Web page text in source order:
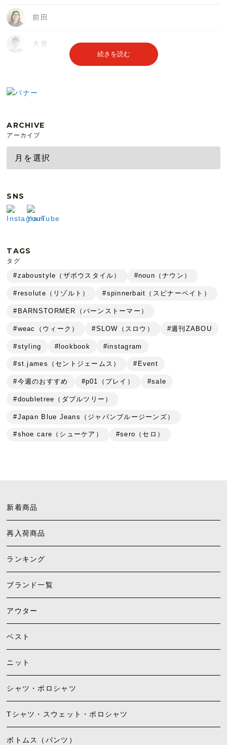
前田
大井
続きを読む
ARCHIVE
アーカイブ
SNS
TAGS
タグ
#zaboustyle（ザボウスタイル） #noun（ナウン）
#resolute（リゾルト） #spinnerbait（スピナーベイト）
#BARNSTORMER（バーンストーマー）
#weac（ウィーク） #SLOW（スロウ） #週刊ZABOU
#styling #lookbook #instagram
#st.james（セントジェームス） #Event
#今週のおすすめ #p01（プレイ） #sale
#doubletree（ダブルツリー）
#Japan Blue Jeans（ジャパンブルージーンズ）
#shoe care（シューケア） #sero（セロ）
新着商品
再入荷商品
ランキング
ブランド一覧
アウター
ベスト
ニット
シャツ・ポロシャツ
Tシャツ・スウェット・ポロシャツ
ボトムス（パンツ）